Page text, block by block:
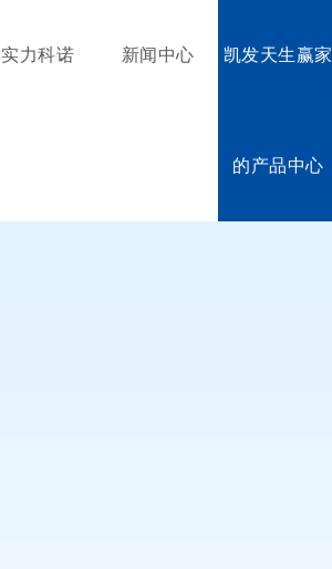
实力科诺 新闻中心 凯发天生赢家
的产品中心